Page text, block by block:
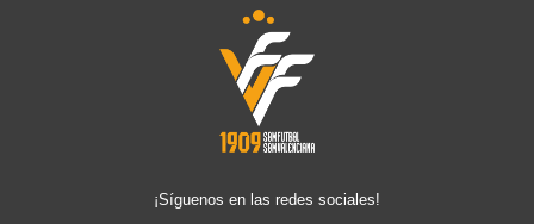
¡Síguenos en las redes sociales!